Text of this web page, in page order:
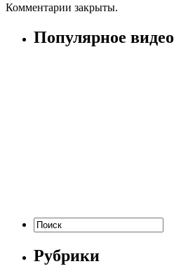
Комментарии закрыты.
Популярное видео
Рубрики